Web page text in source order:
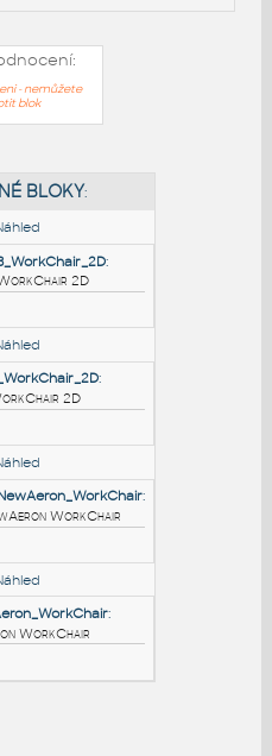
- nemůžete
blok
BLOKY
WorkChair 2D
WorkChair 2D